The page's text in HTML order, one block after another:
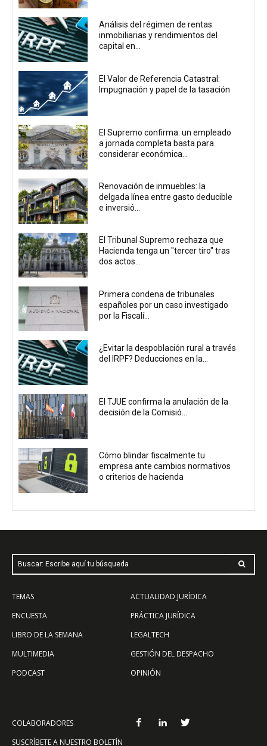
Análisis del régimen de rentas
inmobiliarias y rendimientos del
capital en...
El Valor de Referencia Catastral:
Impugnación y papel de la tasación
El Supremo confirma: un empleado
a jornada completa basta para
considerar económica...
Renovación de inmuebles: la
delgada línea entre gasto deducible
e inversió...
El Tribunal Supremo rechaza que
Hacienda tenga un "tercer tiro" tras
dos actos...
Primera condena de tribunales
españoles por un caso investigado
por la Fiscalí...
¿Evitar la despoblación rural a través
del IRPF? Deducciones en la...
El TJUE confirma la anulación de la
decisión de la Comisió...
Cómo blindar fiscalmente tu
empresa ante cambios normativos
o criterios de hacienda
Buscar: Escribe aquí tu búsqueda
TEMAS
ENCUESTA
LIBRO DE LA SEMANA
MULTIMEDIA
PODCAST
ACTUALIDAD JURÍDICA
PRÁCTICA JURÍDICA
LEGALTECH
GESTIÓN DEL DESPACHO
OPINIÓN
COLABORADORES
SUSCRÍBETE A NUESTRO BOLETÍN